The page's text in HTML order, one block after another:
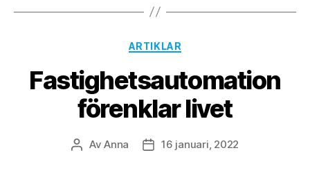
Kategorier
ARTIKLAR
Fastighetsautomation
förenklar livet
Inläggsförfattare
AvAnna Inläggsdatum
16 januari, 2022